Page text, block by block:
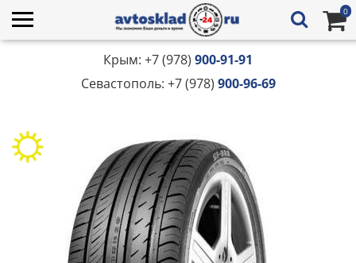
0
Крым: +7 (978) 900-91-91
Севастополь: +7 (978) 900-96-69